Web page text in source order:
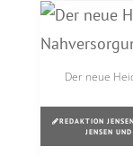
Der neue
REDAKTION
JENSEN